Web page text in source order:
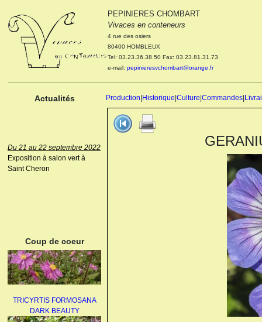
PEPINIERES CHOMBART
Vivaces en conteneurs
4 rue des osiers
80400 HOMBLEUX
Tel: 03.23.36.38.50 Fax: 03.23.81.31.73
e-mail: pepinieresvchombart@orange.fr
Actualités Production Historique Culture Commandes
Le 04 et 05 octobre 2022
Portes ouvertes de la
pépinière : Visite des
cultures, découverte des
nouveautés. Le rendez-vous
des passionnés Le mardi 04
Du 21 au 22 septembre 2022
Exposition à salon vert à
Saint Cheron
Coup de coeur
TRICYRTIS FORMOSANA
DARK BEAUTY